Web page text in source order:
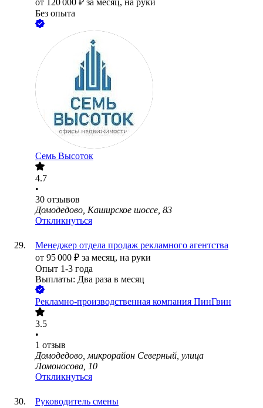
от 120 000 ₽ за месяц, на руки
Без опыта
Семь Высоток
4.7
•
30 отзывов
Домодедово, Каширское шоссе, 83
Откликнуться
Менеджер отдела продаж рекламного агентства
от 95 000 ₽ за месяц, на руки
Опыт 1-3 года
Выплаты: Два раза в месяц
Рекламно-производственная компания ПинГвин
3.5
•
1 отзыв
Домодедово, микрорайон Северный, улица
Ломоносова, 10
Откликнуться
Руководитель смены